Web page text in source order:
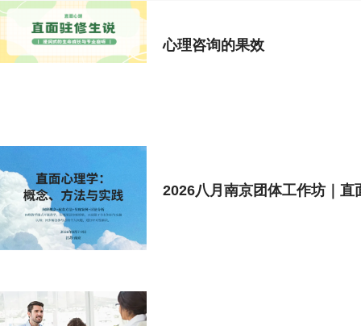
心理咨询的果效
2026八月南京团体工作坊｜